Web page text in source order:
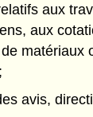
aux
aux
matériaux
avis,